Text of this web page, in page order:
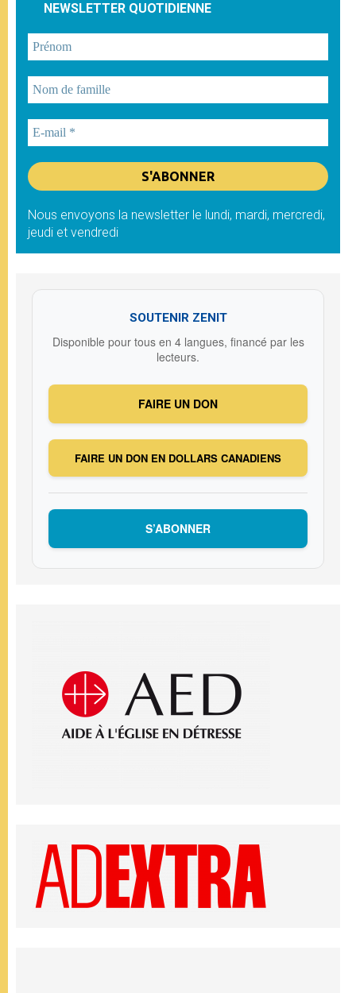
NEWSLETTER QUOTIDIENNE
Nous envoyons la newsletter le lundi, mardi, mercredi,
jeudi et vendredi
SOUTENIR ZENIT
Disponible pour tous en 4 langues, financé par les
lecteurs.
FAIRE UN DON
FAIRE UN DON EN DOLLARS CANADIENS
S’ABONNER